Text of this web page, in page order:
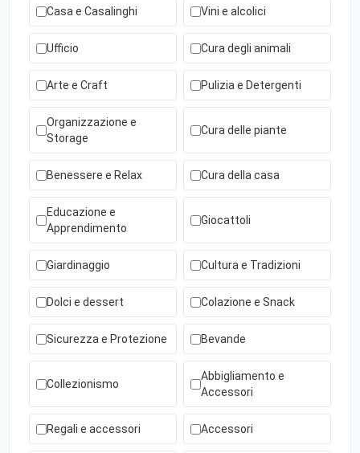
Casa e Casalinghi Vini e alcolici
Ufficio Cura degli animali
Arte e Craft Pulizia e Detergenti
Organizzazione e
Storage
Cura delle piante
Benessere e Relax Cura della casa
Educazione e
Apprendimento
Giocattoli
Giardinaggio Cultura e Tradizioni
Dolci e dessert Colazione e Snack
Sicurezza e Protezione Bevande
Collezionismo
Abbigliamento e
Accessori
Regali e accessori Accessori